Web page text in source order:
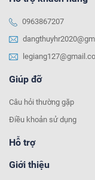
0963867207
Giúp đỡ
Câu hỏi thường gặp
Điều khoản sử dụng
Hỗ trợ
Giới thiệu